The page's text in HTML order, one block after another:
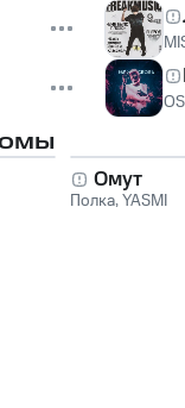
Омут
Полка,YASMI